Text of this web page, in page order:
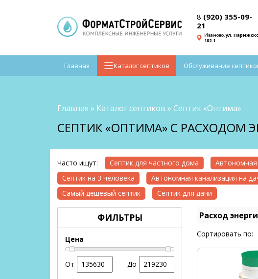
8 (920) 355-09-
21
Иваново,ул.
102.1
Главная Каталог септиков Обслуживание
Главная » Каталог септиков » Септик «Оптима»
СЕПТИК «ОПТИМА» С РАСХОДОМ
Часто ищут: Септик для частного дома Автономная
Септик на 3 человека
Автономная канализация на
Самый дешевый септик
Септик для дачи
ФИЛЬТРЫ
Цена
От До
Расход
Сортировать по: